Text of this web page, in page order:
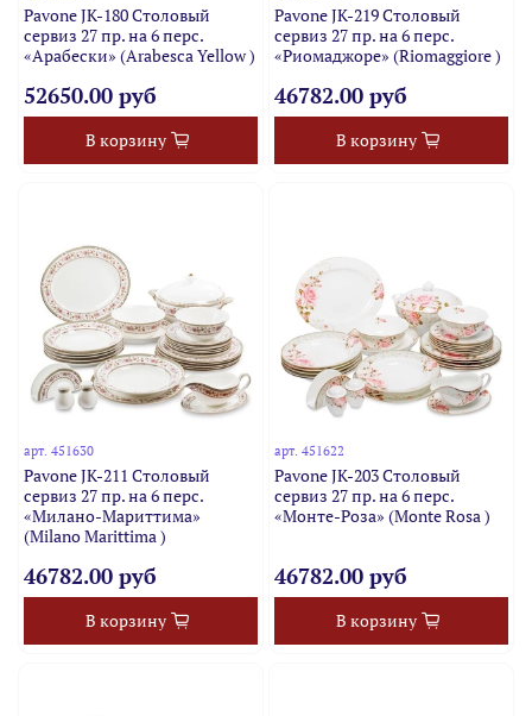
Pavone JK-180 Столовый
сервиз 27 пр. на 6 перс.
«Арабески» (Arabesca Yellow )
52650.00 руб
В корзину
Pavone JK-219 Столовый
сервиз 27 пр. на 6 перс.
«Риомаджоре» (Riomaggiore )
46782.00 руб
В корзину
арт.451630
Pavone JK-211 Столовый
сервиз 27 пр. на 6 перс.
«Милано-Мариттима»
(Milano Marittima )
46782.00 руб
В корзину
арт. 451622
Pavone JK-203 Столовый
сервиз 27 пр. на 6 перс.
«Монте-Роза» (Monte Rosa )
46782.00 руб
В корзину